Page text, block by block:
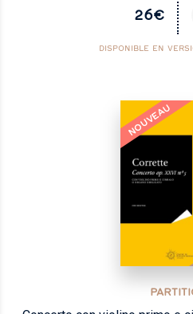
26€
DISPONIBLE EN
NOUVEAU